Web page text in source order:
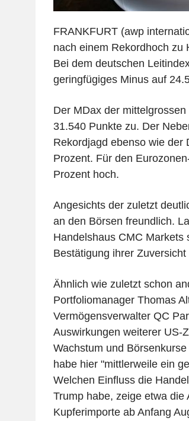
FRANKFURT (awp
nach einem Rekordhoch zu
Bei dem deutschen
geringfügiges Minus auf
Der MDax der
31.540 Punkte zu. Der
Rekordjagd ebenso wie der
Prozent. Für den
Prozent hoch.
Angesichts der zuletzt
an den Börsen freundlich.
Handelshaus CMC Markets
Bestätigung ihrer
Ähnlich wie zuletzt schon
Portfoliomanager Thomas
Vermögensverwalter QC
Auswirkungen weiterer US-
Wachstum und
habe hier "mittlerweile ein
Welchen Einfluss die
Trump habe, zeige etwa
Kupferimporte ab Anfang